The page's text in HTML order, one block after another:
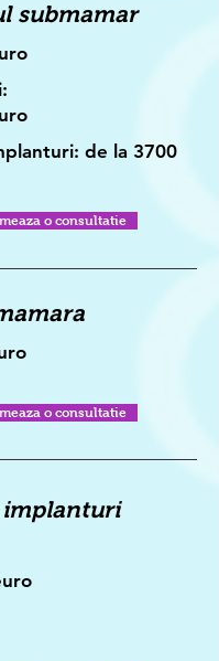
submamar
de la 3700
o consultatie
o consultatie
implanturi